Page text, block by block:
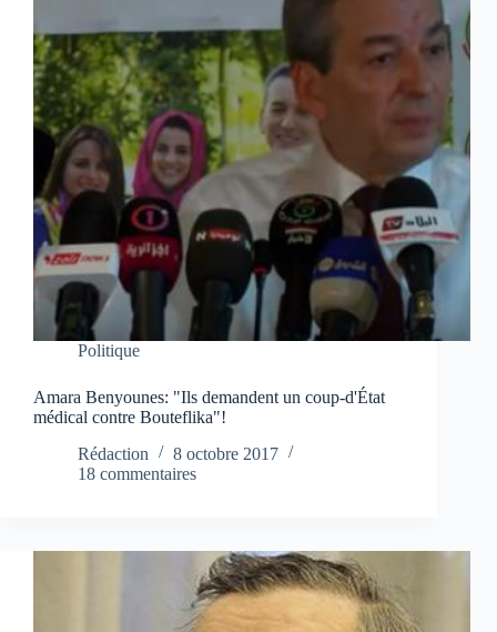
Politique
Amara Benyounes: "Ils demandent un coup-d'État
médical contre Bouteflika"!
Rédaction
8 octobre 2017
18 commentaires